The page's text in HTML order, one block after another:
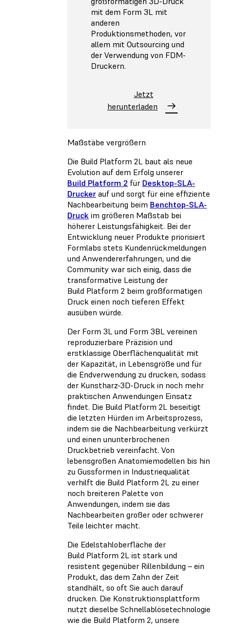
mit dem Form 3L mit
anderen
Produktionsmethoden, vor
allem mit Outsourcing und
der Verwendung von FDM-
Druckern.
Jetzt
herunterladen
Maßstäbe vergrößern
Die Build Platform 2L baut als neue
Evolution auf dem Erfolg unserer
Build Platform 2 für Desktop-SLA-
Drucker auf und sorgt für eine effiziente
Nachbearbeitung beim Benchtop-SLA-
Druck im größeren Maßstab bei
höherer Leistungsfähigkeit. Bei der
Entwicklung neuer Produkte priorisiert
Formlabs stets Kundenrückmeldungen
und Anwendererfahrungen, und die
Community war sich einig, dass die
transformative Leistung der
Build Platform 2 beim großformatigen
Druck einen noch tieferen Effekt
ausüben würde.
Der Form 3L und Form 3BL vereinen
reproduzierbare Präzision und
erstklassige Oberflächenqualität mit
der Kapazität, in Lebensgröße und für
die Endverwendung zu drucken, sodass
der Kunstharz-3D-Druck in noch mehr
praktischen Anwendungen Einsatz
findet. Die Build Platform 2L beseitigt
die letzten Hürden im Arbeitsprozess,
indem sie die Nachbearbeitung verkürzt
und einen ununterbrochenen
Druckbetrieb vereinfacht. Von
lebensgroßen Anatomiemodellen bis hin
zu Gussformen in Industriequalität
verhilft die Build Platform 2L zu einer
noch breiteren Palette von
Anwendungen, indem sie das
Nachbearbeiten großer oder schwerer
Teile leichter macht.
Die Edelstahloberfläche der
Build Platform 2L ist stark und
resistent gegenüber Rillenbildung – ein
Produkt, das dem Zahn der Zeit
standhält, so oft Sie auch darauf
drucken. Die Konstruktionsplattform
nutzt dieselbe Schnellablösetechnologie
wie die Build Platform 2, unsere